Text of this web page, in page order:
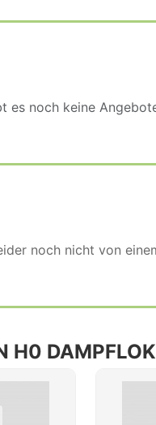
es noch keine
noch nicht von
H0